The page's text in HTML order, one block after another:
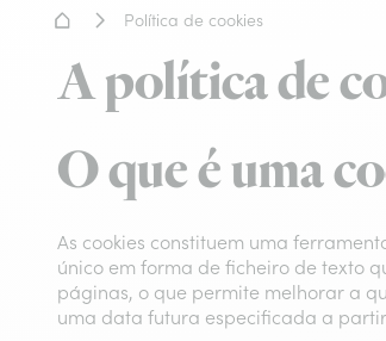
Home - Entrega de
Política de cookies
A política de
O que é uma
As cookies constituem uma
único em forma de ficheiro de texto
páginas, o que permite melhorar a
uma data futura especificada a